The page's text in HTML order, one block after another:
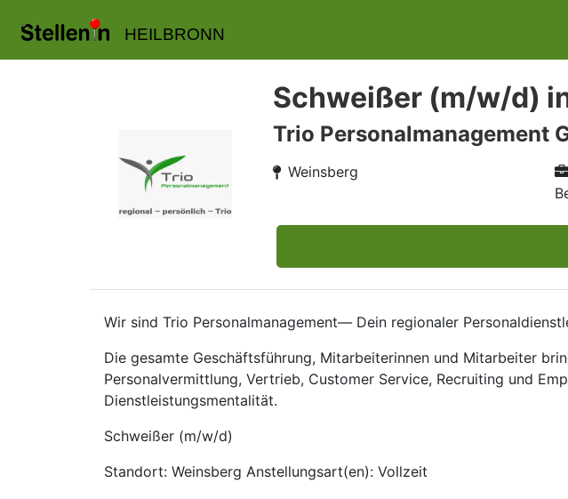
HEILBRONN
Schweißer (m/w/d)
Trio Personalmanagement
Weinsberg
Wir sind Trio Personalmanagement— Dein regionaler
Die gesamte Geschäftsführung, Mitarbeiterinnen und Mitarbeiter
Personalvermittlung, Vertrieb, Customer Service, Recruiting und
Dienstleistungsmentalität.
Schweißer (m/w/d)
Standort: Weinsberg Anstellungsart(en): Vollzeit